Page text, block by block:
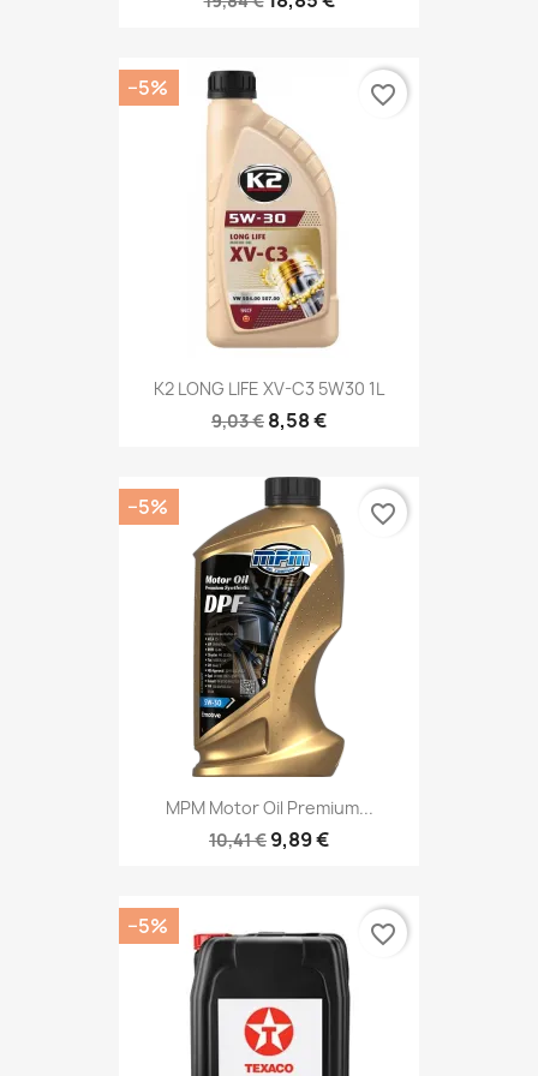
K2 LONG LIFE XV-C3 5W30 1L
9,03 € 8,58 €
−5% favorite_border
MPM Motor Oil Premium...
10,41 € 9,89 €
−5% favorite_border
−5% favorite_border